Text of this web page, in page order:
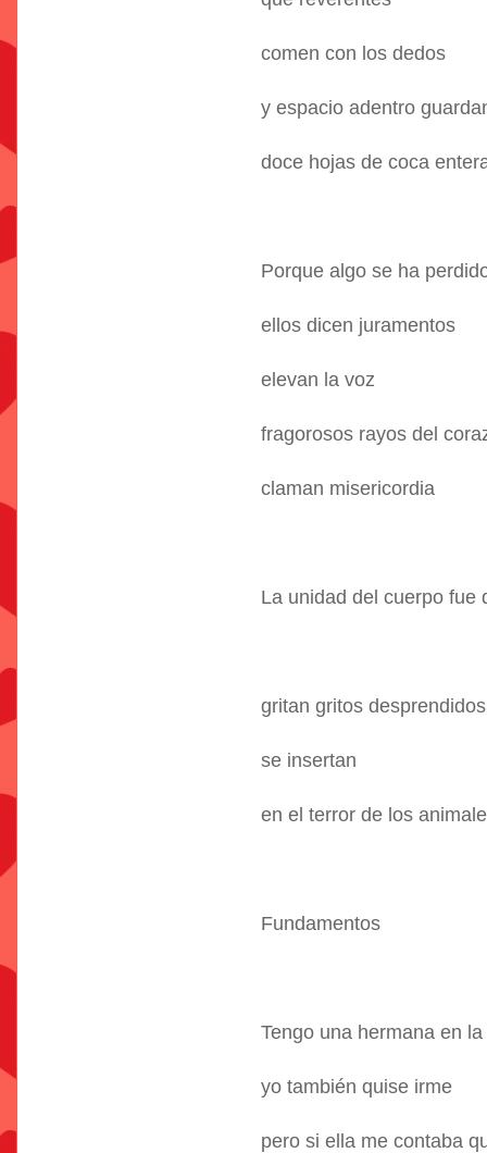
comen con los dedos
y espacio adentro
doce hojas de coca
Porque algo se ha
ellos dicen juramentos
elevan la voz
fragorosos rayos del
claman misericordia
La unidad del cuerpo fue
gritan gritos desprendidos
se insertan
en el terror de los
Fundamentos
Tengo una hermana en
yo también quise irme
pero si ella me contaba